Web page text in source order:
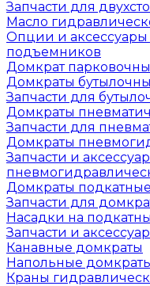
Запчасти для
Масло
Опции и аксессуары
подъемников
Домкрат
Домкраты
Запчасти для
Домкраты
Запчасти для
Домкраты
Запчасти и
Домкраты подкатные
Запчасти для
Насадки на
Запчасти и
Канавные домкраты
Напольные
Краны